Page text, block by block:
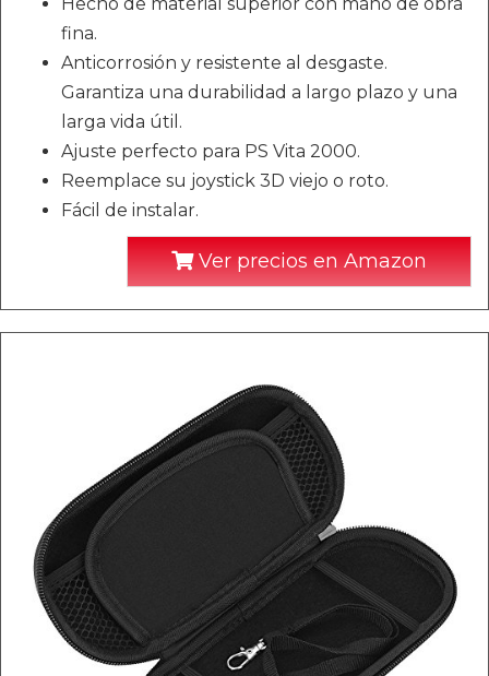
fina.
Anticorrosión y resistente al desgaste.
Garantiza una durabilidad a largo plazo y una
larga vida útil.
Ajuste perfecto para PS Vita 2000.
Reemplace su joystick 3D viejo o roto.
Fácil de instalar.
Ver precios en Amazon